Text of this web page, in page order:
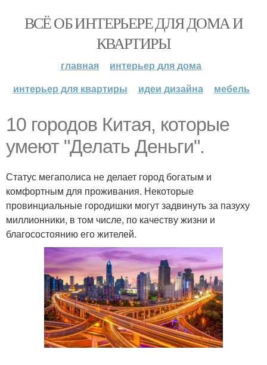
ВСЁ ОБ ИНТЕРЬЕРЕ ДЛЯ ДОМА И
КВАРТИРЫ
главная
интерьер для дома
интерьер для квартиры
идеи дизайна мебель
10 городов Китая, которые
умеют "Делать Деньги".
Статус мегаполиса не делает город богатым и
комфортным для проживания. Некоторые
провинциальные городишки могут задвинуть за пазуху
миллионники, в том числе, по качеству жизни и
благосостоянию его жителей.